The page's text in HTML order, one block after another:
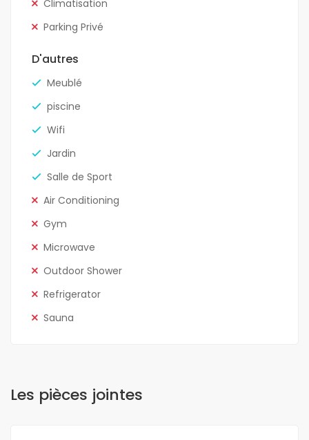
Climatisation
Parking Privé
D'autres
Meublé
piscine
Wifi
Jardin
Salle de Sport
Air Conditioning
Gym
Microwave
Outdoor Shower
Refrigerator
Sauna
Les pièces jointes